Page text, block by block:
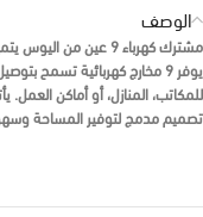
الوصف
مشترك كهرباء 9 عين
يوفر 9 مخارج كهربائية تسمح
للمكاتب، المنازل، أو أماكن
تصميم مدمج لتوفير المساحة